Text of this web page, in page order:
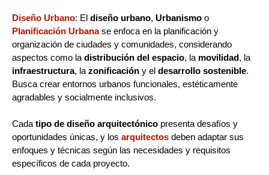
Diseño Urbano: El diseño urbano, Urbanismo o
Planificación Urbanase enfoca en la planificación y
organización de ciudades y comunidades, considerando
aspectos como la distribución del espacio, la movilidad, la
infraestructura, la zonificación y el desarrollo sostenible.
Busca crear entornos urbanos funcionales, estéticamente
agradables y socialmente inclusivos.
Cada tipo de diseño arquitectónico presenta desafíos y
oportunidades únicas, y los arquitectos deben adaptar sus
enfoques y técnicas según las necesidades y requisitos
específicos de cada proyecto.